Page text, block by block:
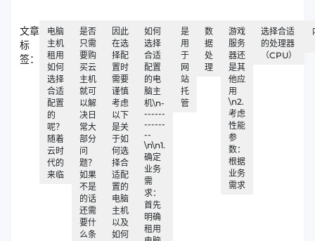
文章
标
签：
电脑
主机
租用
如何
选择
合适
配置
的
呢？
随着
云时
代的
来临
是否
只需
要购
买云
主机
就可
以解
决日
常大
部分
问
题？
如果
不是
的话
还需
要什
么条
因此
在选
择配
置时
需要
谨慎
考虑
以下
是关
于如
何选
择合
适配
置的
电脑
主机
以及
如何
如何
选择
合适
配置
的电
脑主
机\n-
------
------
--
\n\n1.
确定
业务
需
求：
首先
明确
租用
是
用
于
网
站
托
管
数
据
处
理
游戏
服务
器还
是其
他应
用
\n2.
考虑
性能
参
数：
根据
业务
需求
选择合适
的处理器
（CPU）